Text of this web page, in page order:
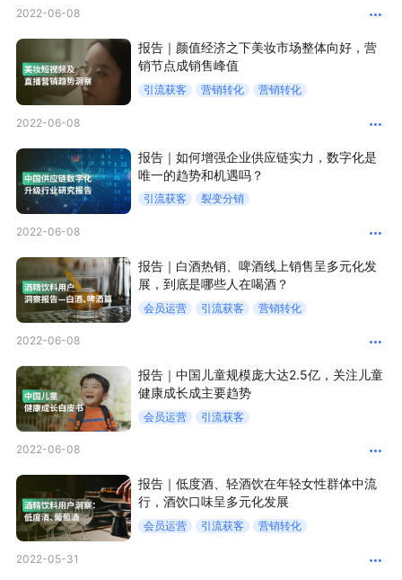
培训课程
私域课程
增长俱乐部
增长俱乐部 有赞商盟
商家社区 社群交流
入驻有赞 认证代理商
有赞云 数据通服务
2022-06-08
报告｜颜值经济之下美妆市场整体向好，营
销节点成销售峰值
引流获客 营销转化 营销转化
2022-06-08
报告｜如何增强企业供应链实力，数字化是
唯一的趋势和机遇吗？
引流获客 裂变分销
2022-06-08
报告｜白酒热销、啤酒线上销售呈多元化发
展，到底是哪些人在喝酒？
会员运营 引流获客 营销转化
2022-06-08
报告｜中国儿童规模庞大达2.5亿，关注儿童
健康成长成主要趋势
会员运营 引流获客
2022-06-08
报告｜低度酒、轻酒饮在年轻女性群体中流
行，酒饮口味呈多元化发展
会员运营 引流获客 营销转化
2022-05-31